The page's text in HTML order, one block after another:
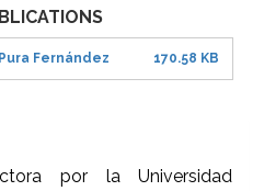
Fernández 170.58 KB
por la Universidad